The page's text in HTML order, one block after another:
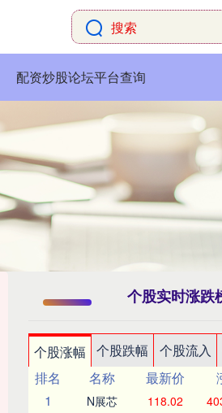
配资炒股论坛平台查询
个股实时涨跌
个股涨幅 个股跌幅 个股流入
排名
名称 最新价
1
N展芯 118.02